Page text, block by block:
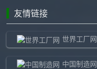
友情链接
世界工厂网
中国制造网